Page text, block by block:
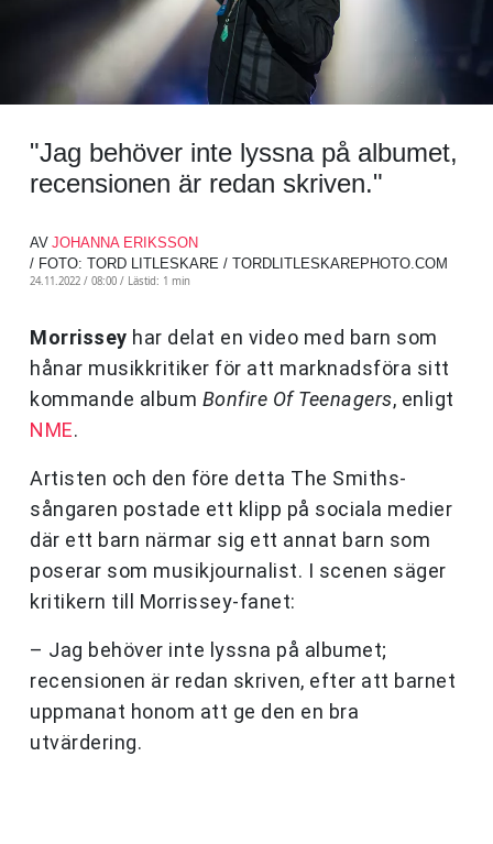
"Jag behöver inte lyssna på albumet,
recensionen är redan skriven."
AV JOHANNA ERIKSSON
/ FOTO: TORD LITLESKARE / TORDLITLESKAREPHOTO.COM
24.11.2022 / 08:00 / Lästid: 1 min
Morrissey har delat en video med barn som
hånar musikkritiker för att marknadsföra sitt
kommande album Bonfire Of Teenagers, enligt
NME.
Artisten och den före detta The Smiths-
sångaren postade ett klipp på sociala medier
där ett barn närmar sig ett annat barn som
poserar som musikjournalist. I scenen säger
kritikern till Morrissey-fanet:
– Jag behöver inte lyssna på albumet;
recensionen är redan skriven, efter att barnet
uppmanat honom att ge den en bra
utvärdering.